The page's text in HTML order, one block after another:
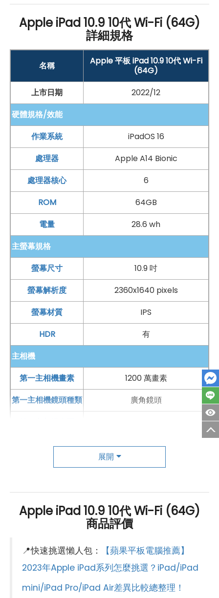
，一間購買連鎖服務，一次購買終生服務，售後
免擔心購買有保障，買手機來傑昇好節省！
Apple iPad 10.9 10代 Wi-Fi (64G)
詳細規格
名稱
Apple 平板 iPad 10.9 10代 Wi-Fi
(64G)
上市日期
2022/12
硬體規格/效能
作業系統
iPadOS 16
處理器
Apple A14 Bionic
處理器核心
6
ROM
64GB
電量
28.6 wh
主螢幕規格
螢幕尺寸
10.9 吋
螢幕解析度
2360x1640 pixels
螢幕材質
IPS
HDR
有
主相機
第一主相機畫素
1200 萬畫素
第一主相機鏡頭種類
廣角鏡頭
錄影功能
4K（60fps）
自動對焦
有
第一前相機畫素
1200 萬畫素
超廣角前鏡頭
第一前相機光圈
f2.4
自動對焦
展開
Apple iPad 10.9 10代 Wi-Fi (64G)
商品評價
📍快速挑選懶人包：
【蘋果平板電腦推薦】
2023年Apple iPad系列怎麼挑選？iPad/iPad
mini/iPad Pro/iPad Air差異比較總整理！